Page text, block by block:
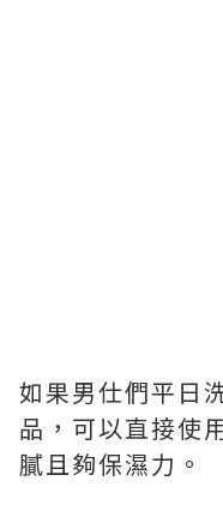
如果男仕們平日
品，可以直接使
膩且夠保濕力。